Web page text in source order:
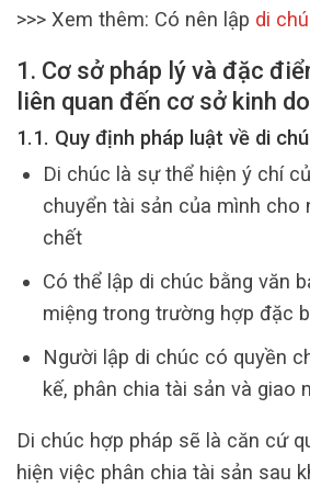
>>> Xem thêm: Có nên lập di
1. Cơ sở pháp lý và đặc
liên quan đến cơ sở kinh
1.1. Quy định pháp luật về di
Di chúc là sự thể hiện ý chí
chuyển tài sản của mình cho
chết
Có thể lập di chúc bằng văn
miệng trong trường hợp đặc
Người lập di chúc có quyền
kế, phân chia tài sản và giao
Di chúc hợp pháp sẽ là căn cứ
hiện việc phân chia tài sản sau